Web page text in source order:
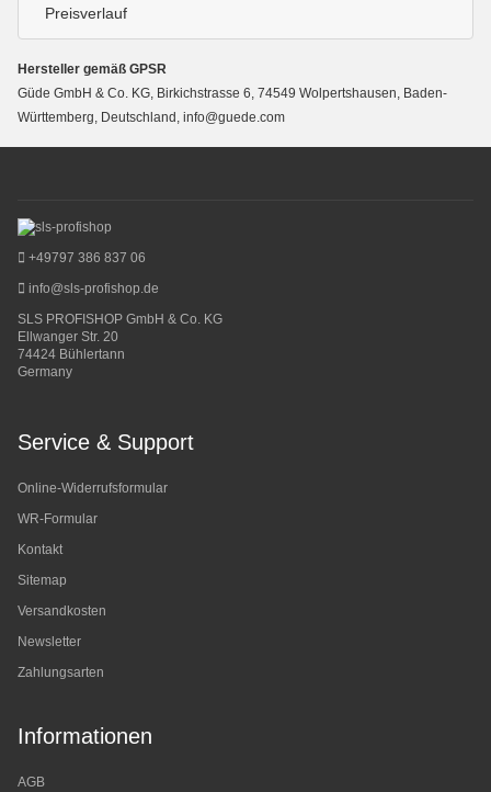
Preisverlauf
Hersteller gemäß GPSR
Güde GmbH & Co. KG, Birkichstrasse 6, 74549 Wolpertshausen, Baden-
Württemberg, Deutschland, info@guede.com
+49797 386 837 06
info@sls-profishop.de
SLS PROFISHOP GmbH & Co. KG
Ellwanger Str. 20
74424 Bühlertann
Germany
Service & Support
Online-Widerrufsformular
WR-Formular
Kontakt
Sitemap
Versandkosten
Newsletter
Zahlungsarten
Informationen
AGB